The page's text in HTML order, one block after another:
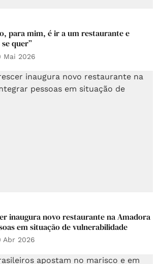
para mim, é ir a um restaurante e
quer”
Mai 2026
inaugura novo restaurante na Amadora
em situação de vulnerabilidade
Abr 2026